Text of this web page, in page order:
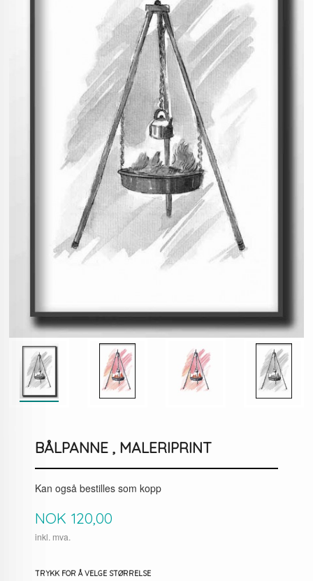
BÅLPANNE , MALERIPRINT
Kan også bestilles som kopp
Pris
NOK 120,00
inkl. mva.
TRYKK FOR Å VELGE STØRRELSE